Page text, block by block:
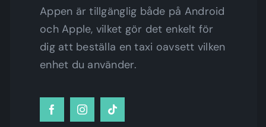
Appen är tillgänglig både på Android
och Apple, vilket gör det enkelt för
dig att beställa en taxi oavsett vilken
enhet du använder.